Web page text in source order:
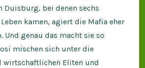
Duisburg, bei denen sechs
kamen, agiert die Mafia eher
Und genau das macht sie so
mischen sich unter die
wirtschaftlichen Eliten und